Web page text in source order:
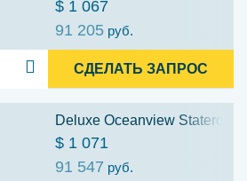
$ 1 067
91 205 руб.
СДЕЛАТЬ ЗАПРОС
Deluxe Oceanview
$ 1 071
91 547 руб.